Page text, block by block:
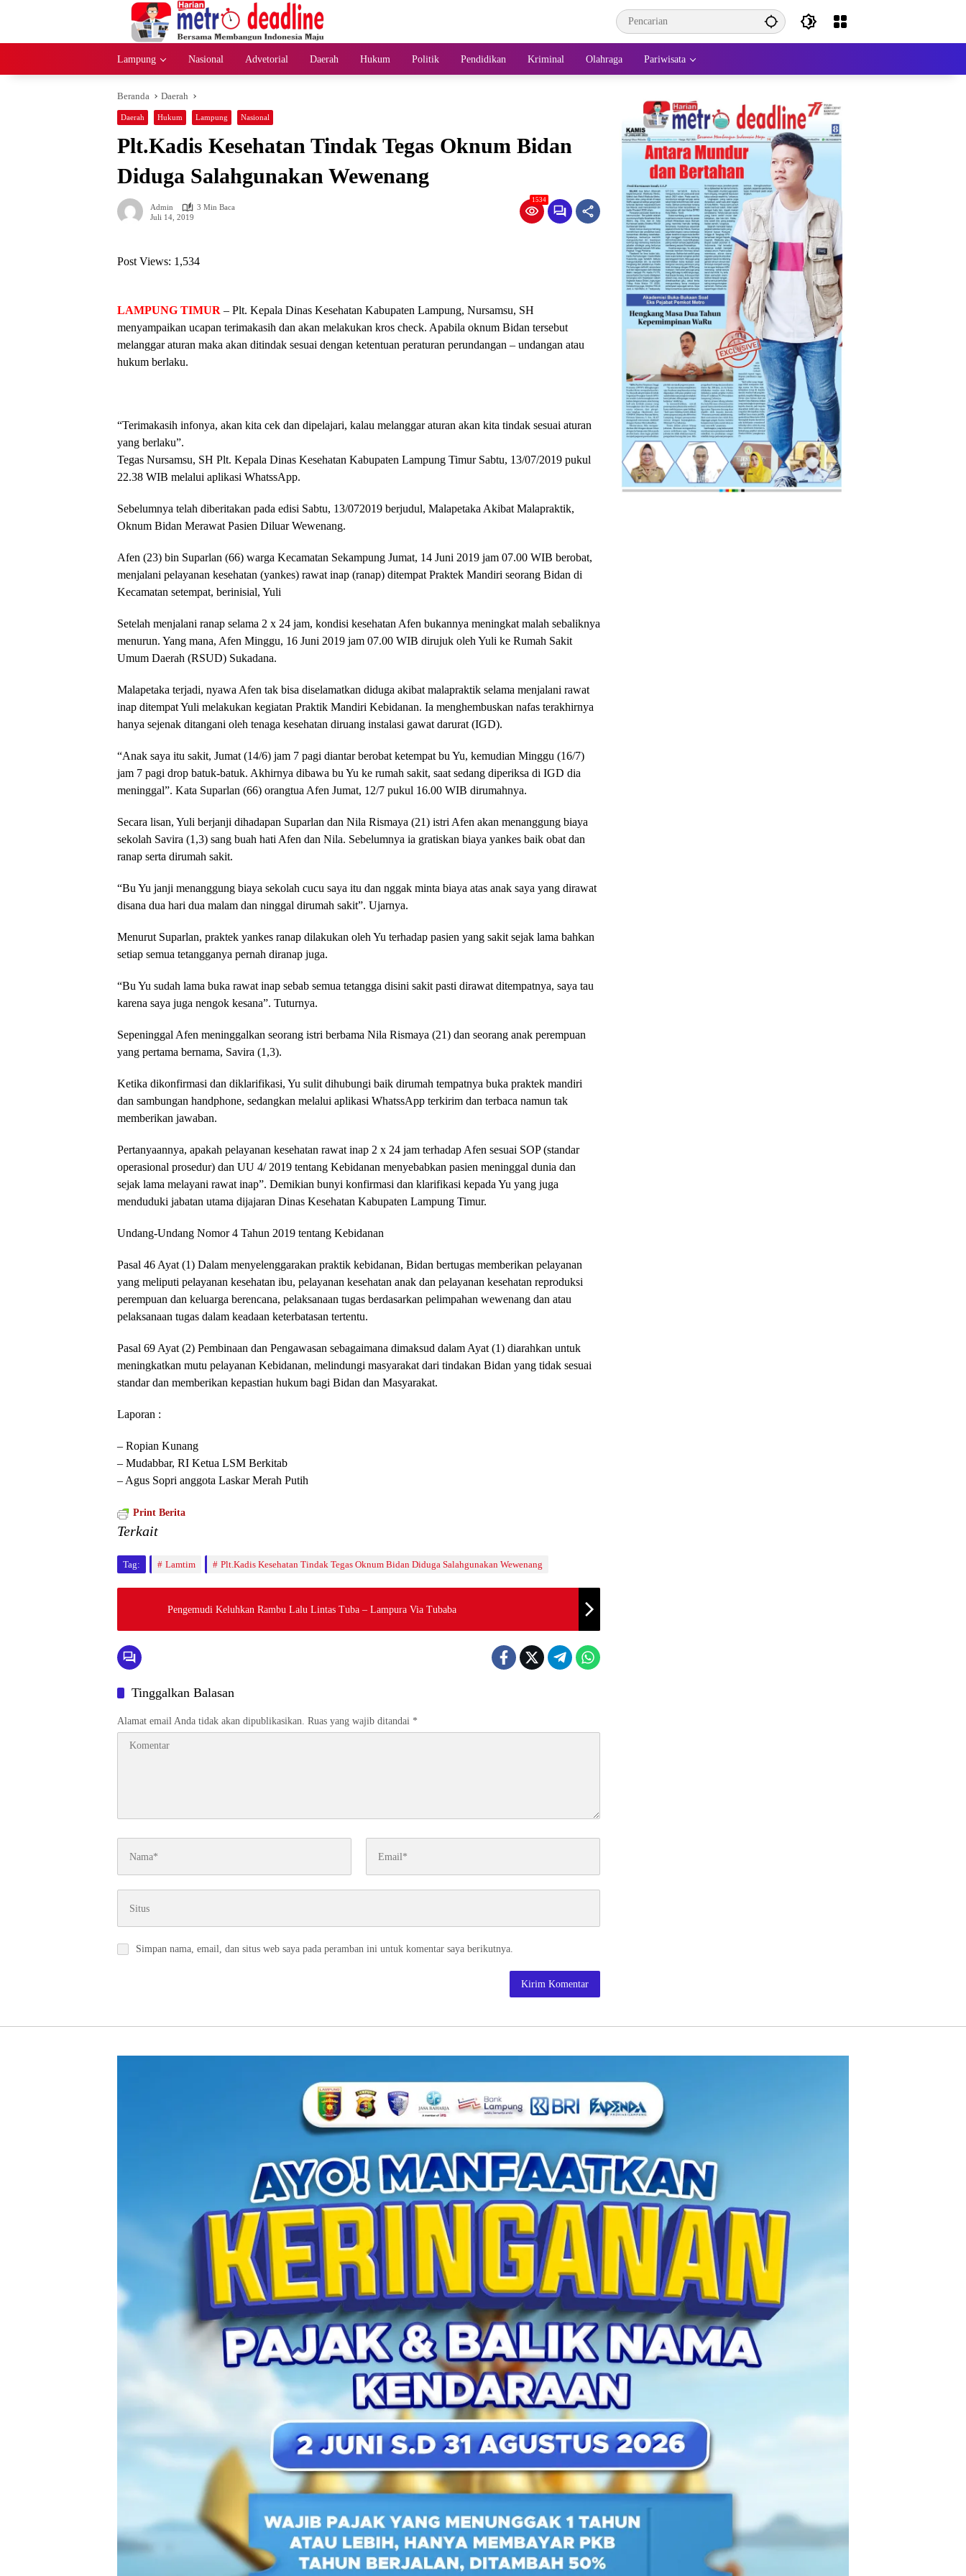
Lampung Nasional Advetorial Daerah Hukum Politik Pendidikan Kriminal Olahraga Pariwisata
Beranda Daerah
Daerah Hukum Lampung Nasional
Plt.Kadis Kesehatan Tindak Tegas Oknum Bidan
Diduga Salahgunakan Wewenang
Admin
3 Min Baca
Juli 14, 2019
1534
Post Views: 1,534
LAMPUNG TIMUR – Plt. Kepala Dinas Kesehatan Kabupaten Lampung, Nursamsu, SH
menyampaikan ucapan terimakasih dan akan melakukan kros check. Apabila oknum Bidan tersebut
melanggar aturan maka akan ditindak sesuai dengan ketentuan peraturan perundangan – undangan atau
hukum berlaku.
“Terimakasih infonya, akan kita cek dan dipelajari, kalau melanggar aturan akan kita tindak sesuai aturan
yang berlaku”.
Tegas Nursamsu, SH Plt. Kepala Dinas Kesehatan Kabupaten Lampung Timur Sabtu, 13/07/2019 pukul
22.38 WIB melalui aplikasi WhatssApp.
Sebelumnya telah diberitakan pada edisi Sabtu, 13/072019 berjudul, Malapetaka Akibat Malapraktik,
Oknum Bidan Merawat Pasien Diluar Wewenang.
Afen (23) bin Suparlan (66) warga Kecamatan Sekampung Jumat, 14 Juni 2019 jam 07.00 WIB berobat,
menjalani pelayanan kesehatan (yankes) rawat inap (ranap) ditempat Praktek Mandiri seorang Bidan di
Kecamatan setempat, berinisial, Yuli
Setelah menjalani ranap selama 2 x 24 jam, kondisi kesehatan Afen bukannya meningkat malah sebaliknya
menurun. Yang mana, Afen Minggu, 16 Juni 2019 jam 07.00 WIB dirujuk oleh Yuli ke Rumah Sakit
Umum Daerah (RSUD) Sukadana.
Malapetaka terjadi, nyawa Afen tak bisa diselamatkan diduga akibat malapraktik selama menjalani rawat
inap ditempat Yuli melakukan kegiatan Praktik Mandiri Kebidanan. Ia menghembuskan nafas terakhirnya
hanya sejenak ditangani oleh tenaga kesehatan diruang instalasi gawat darurat (IGD).
“Anak saya itu sakit, Jumat (14/6) jam 7 pagi diantar berobat ketempat bu Yu, kemudian Minggu (16/7)
jam 7 pagi drop batuk-batuk. Akhirnya dibawa bu Yu ke rumah sakit, saat sedang diperiksa di IGD dia
meninggal”. Kata Suparlan (66) orangtua Afen Jumat, 12/7 pukul 16.00 WIB dirumahnya.
Secara lisan, Yuli berjanji dihadapan Suparlan dan Nila Rismaya (21) istri Afen akan menanggung biaya
sekolah Savira (1,3) sang buah hati Afen dan Nila. Sebelumnya ia gratiskan biaya yankes baik obat dan
ranap serta dirumah sakit.
“Bu Yu janji menanggung biaya sekolah cucu saya itu dan nggak minta biaya atas anak saya yang dirawat
disana dua hari dua malam dan ninggal dirumah sakit”. Ujarnya.
Menurut Suparlan, praktek yankes ranap dilakukan oleh Yu terhadap pasien yang sakit sejak lama bahkan
setiap semua tetangganya pernah diranap juga.
“Bu Yu sudah lama buka rawat inap sebab semua tetangga disini sakit pasti dirawat ditempatnya, saya tau
karena saya juga nengok kesana”. Tuturnya.
Sepeninggal Afen meninggalkan seorang istri berbama Nila Rismaya (21) dan seorang anak perempuan
yang pertama bernama, Savira (1,3).
Ketika dikonfirmasi dan diklarifikasi, Yu sulit dihubungi baik dirumah tempatnya buka praktek mandiri
dan sambungan handphone, sedangkan melalui aplikasi WhatssApp terkirim dan terbaca namun tak
memberikan jawaban.
Pertanyaannya, apakah pelayanan kesehatan rawat inap 2 x 24 jam terhadap Afen sesuai SOP (standar
operasional prosedur) dan UU 4/ 2019 tentang Kebidanan menyebabkan pasien meninggal dunia dan
sejak lama melayani rawat inap”. Demikian bunyi konfirmasi dan klarifikasi kepada Yu yang juga
menduduki jabatan utama dijajaran Dinas Kesehatan Kabupaten Lampung Timur.
Undang-Undang Nomor 4 Tahun 2019 tentang Kebidanan
Pasal 46 Ayat (1) Dalam menyelenggarakan praktik kebidanan, Bidan bertugas memberikan pelayanan
yang meliputi pelayanan kesehatan ibu, pelayanan kesehatan anak dan pelayanan kesehatan reproduksi
perempuan dan keluarga berencana, pelaksanaan tugas berdasarkan pelimpahan wewenang dan atau
pelaksanaan tugas dalam keadaan keterbatasan tertentu.
Pasal 69 Ayat (2) Pembinaan dan Pengawasan sebagaimana dimaksud dalam Ayat (1) diarahkan untuk
meningkatkan mutu pelayanan Kebidanan, melindungi masyarakat dari tindakan Bidan yang tidak sesuai
standar dan memberikan kepastian hukum bagi Bidan dan Masyarakat.
Laporan :
– Ropian Kunang
– Mudabbar, RI Ketua LSM Berkitab
– Agus Sopri anggota Laskar Merah Putih
Print Berita
Terkait
Tag: Lamtim Plt.Kadis Kesehatan Tindak Tegas Oknum Bidan Diduga Salahgunakan Wewenang
Pengemudi Keluhkan Rambu Lalu Lintas Tuba – Lampura Via Tubaba
Tinggalkan Balasan
Alamat email Anda tidak akan dipublikasikan. Ruas yang wajib ditandai *
Simpan nama, email, dan situs web saya pada peramban ini untuk komentar saya berikutnya.